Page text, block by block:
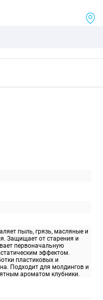
пыль, грязь, масляные и
Защищает от старения и
первоначальную
эффектом.
пластиковых и
Подходит для молдингов и
ароматом клубники.